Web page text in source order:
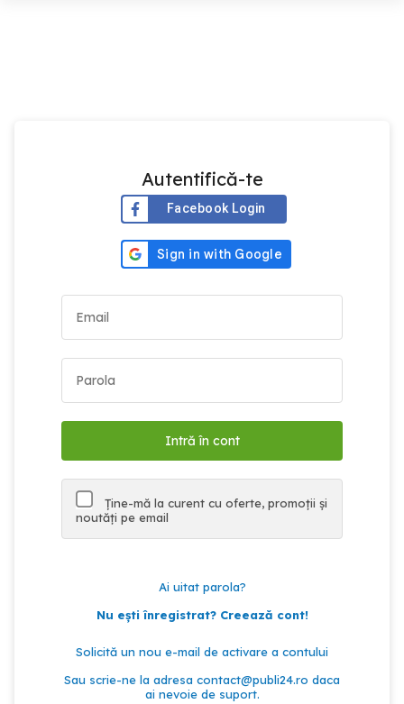
Autentifică-te
Facebook Login
Ține-mă la curent cu oferte, promoții și
noutăți pe email
Ai uitat parola?
Nu ești înregistrat? Creează cont!
Solicită un nou e-mail de activare a contului
Sau scrie-ne la adresa contact@publi24.ro daca
ai nevoie de suport.